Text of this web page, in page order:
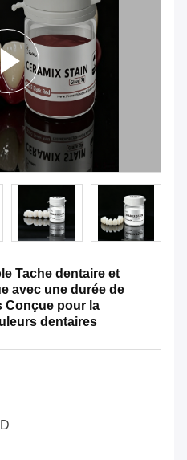
Tache dentaire et
avec une durée de
Conçue pour la
dentaires